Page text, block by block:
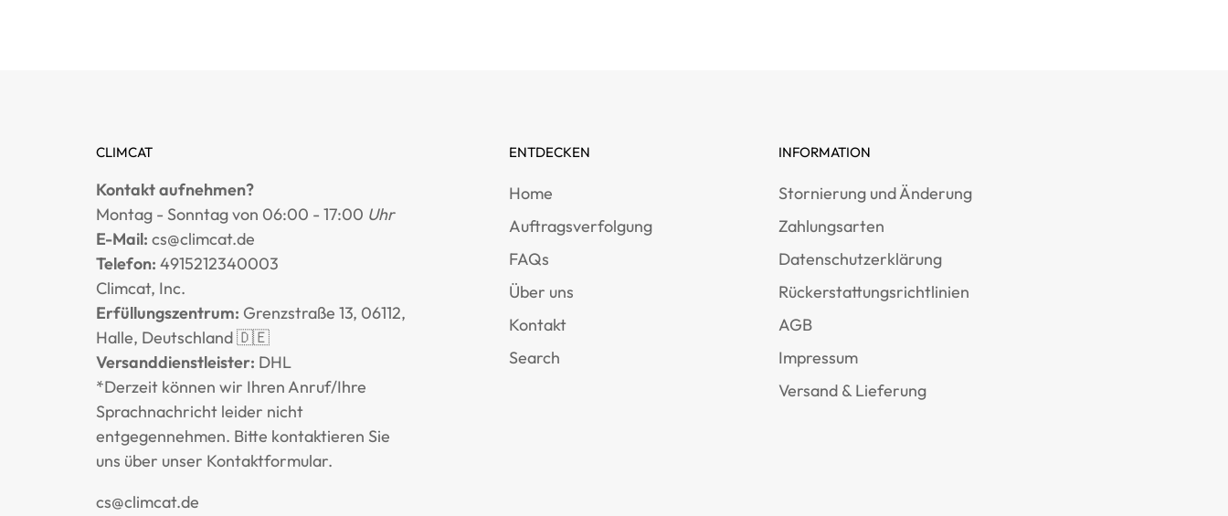
CLIMCAT
Kontakt aufnehmen?
Montag - Sonntag von 06:00 - 17:00 Uhr
E-Mail: cs@climcat.de
Telefon: 4915212340003
Climcat, Inc.
Erfüllungszentrum: Grenzstraße 13, 06112,
Halle, Deutschland 🇩🇪
Versanddienstleister: DHL
*Derzeit können wir Ihren Anruf/Ihre
Sprachnachricht leider nicht
entgegennehmen. Bitte kontaktieren Sie
uns über unser Kontaktformular.
cs@climcat.de
ENTDECKEN
Home
Auftragsverfolgung
FAQs
Über uns
Kontakt
Search
INFORMATION
Stornierung und Änderung
Zahlungsarten
Datenschutzerklärung
Rückerstattungsrichtlinien
AGB
Impressum
Versand & Lieferung